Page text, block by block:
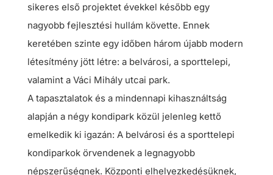
sikeres első projektet évekkel később egy
nagyobb fejlesztési hullám követte. Ennek
keretében szinte egy időben három újabb modern
létesítmény jött létre: a belvárosi, a sporttelepi,
valamint a Váci Mihály utcai park.
A tapasztalatok és a mindennapi kihasználtság
alapján a négy kondipark közül jelenleg kettő
emelkedik ki igazán: A belvárosi és a sporttelepi
kondiparkok örvendenek a legnagyobb
népszerűségnek. Központi elhelyezkedésüknek,